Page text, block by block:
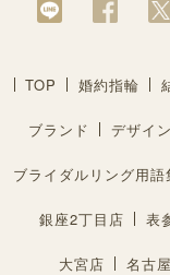
TOP 婚約指輪
ブランド デザイ
ブライダルリング用語
銀座2丁目店 表
大宮店 名古